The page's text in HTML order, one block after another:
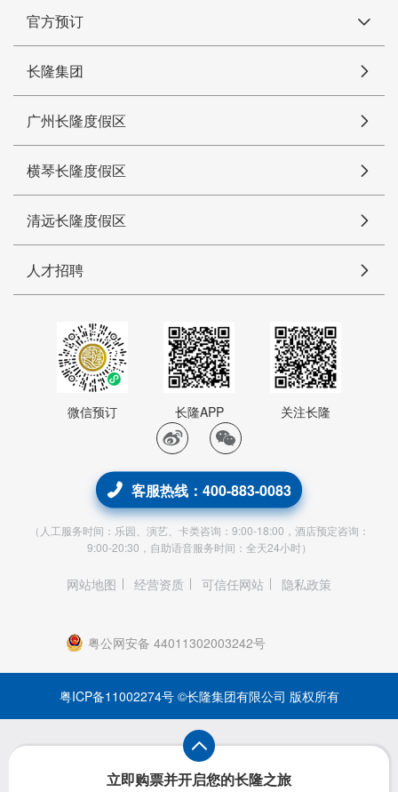
立即购票并开启您的长隆之旅
官方预订
长隆集团
广州长隆度假区
横琴长隆度假区
清远长隆度假区
人才招聘
微信预订 长隆APP 关注长隆
客服热线：400-883-0083
（人工服务时间：乐园、演艺、卡类咨询：9:00-18:00，酒店预定咨询：
9:00-20:30，自助语音服务时间：全天24小时）
网站地图 经营资质 可信任网站 隐私政策
粤公网安备 44011302003242号
粤ICP备11002274号©长隆集团有限公司 版权所有